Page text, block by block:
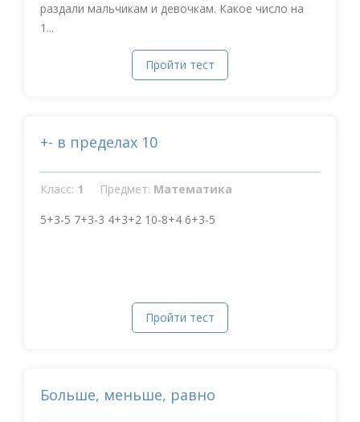
раздали мальчикам и девочкам. Какое число на
1...
Пройти тест
+- в пределах 10
Класс: 1 Предмет: Математика
5+3-5 7+3-3 4+3+2 10-8+4 6+3-5
Пройти тест
Больше, меньше, равно